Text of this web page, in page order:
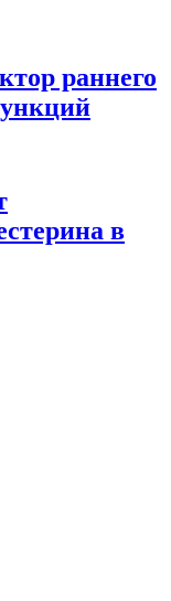
раннего
в